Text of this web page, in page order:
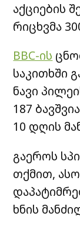
აქციების
რიცხვმა
BBC-ის
საკითხში
ნავი
187
10 დღის
გაეროს
თქმით,
ხნის